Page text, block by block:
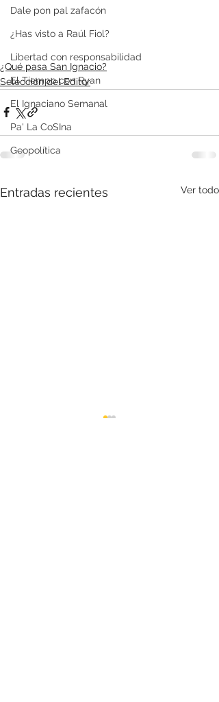
Dale pon pal zafacón
¿Has visto a Raúl Fiol?
Libertad con responsabilidad
El Tiempo con Ryan
El Ignaciano Semanal
Pa' La CoSIna
Geopolítica
¿Qué pasa San Ignacio?
Selección del Editor
Entradas recientes Ver todo